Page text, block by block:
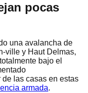
pocas
una avalancha de
ville y Haut Delmas,
bajo el
las casas en estas
armada.